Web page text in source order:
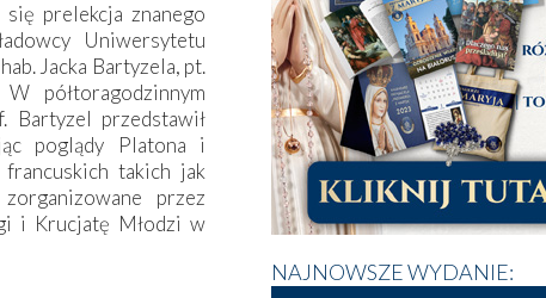
prelekcja znanego
Uniwersytetu
Jacka Bartyzela, pt.
półtoragodzinnym
Bartyzel przedstawił
poglądy Platona i
takich jak
przez
i Krucjatę Młodzi w
NAJNOWSZE WYDANIE: